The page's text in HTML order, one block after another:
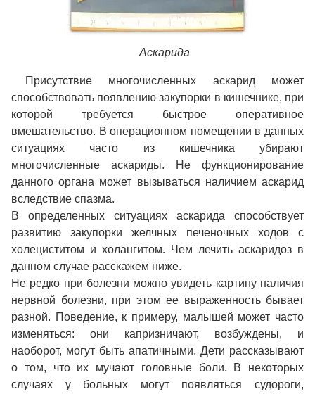
Аскарида
Присутствие многочисленных аскарид может
способствовать появлению закупорки в кишечнике, при
которой требуется быстрое оперативное
вмешательство. В операционном помещении в данных
ситуациях часто из кишечника убирают
многочисленные аскариды. Не функционирование
данного органа может вызываться наличием аскарид
вследствие спазма.
В определенных ситуациях аскарида способствует
развитию закупорки желчных печеночных ходов с
холециститом и холангитом. Чем лечить аскаридоз в
данном случае расскажем ниже.
Не редко при болезни можно увидеть картину наличия
нервной болезни, при этом ее выраженность бывает
разной. Поведение, к примеру, малышей может часто
изменяться: они капризничают, возбуждены, и
наоборот, могут быть апатичными. Дети рассказывают
о том, что их мучают головные боли. В некоторых
случаях у больных могут появляться судороги,